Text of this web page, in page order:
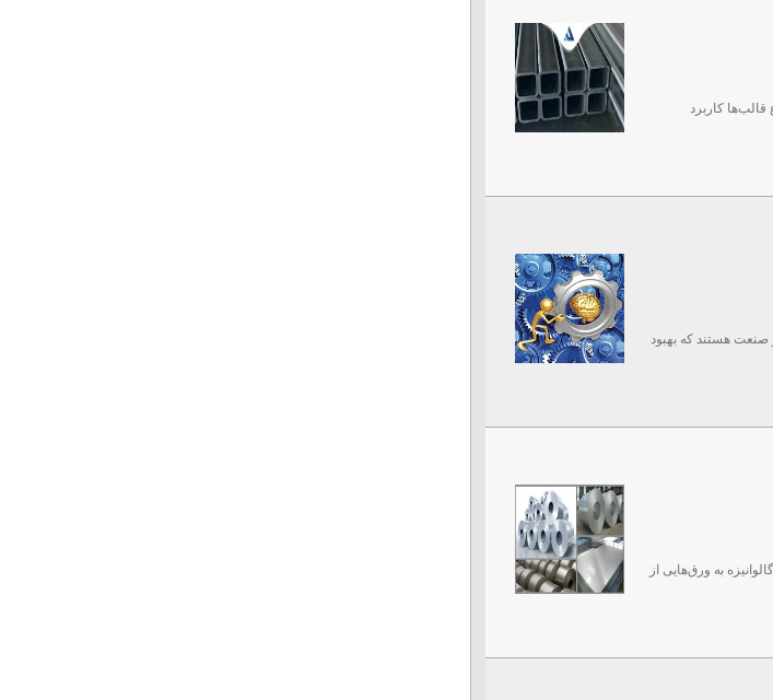
انواع قالب‌ها کاربرد
صنعت هستند که بهبود
به ورق‌هایی از